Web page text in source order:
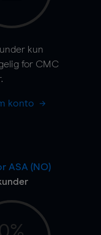
kun
for CMC
konto
ASA (NO)